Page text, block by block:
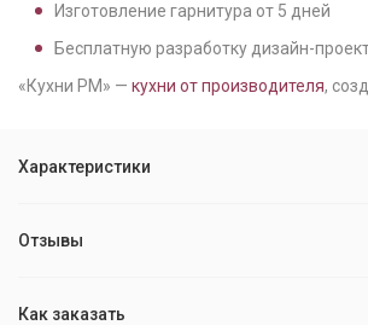
Изготовление гарнитура от 5 дней
Бесплатную разработку дизайн-
«Кухни РМ» — кухни от производителя,
Характеристики
Отзывы
Как заказать